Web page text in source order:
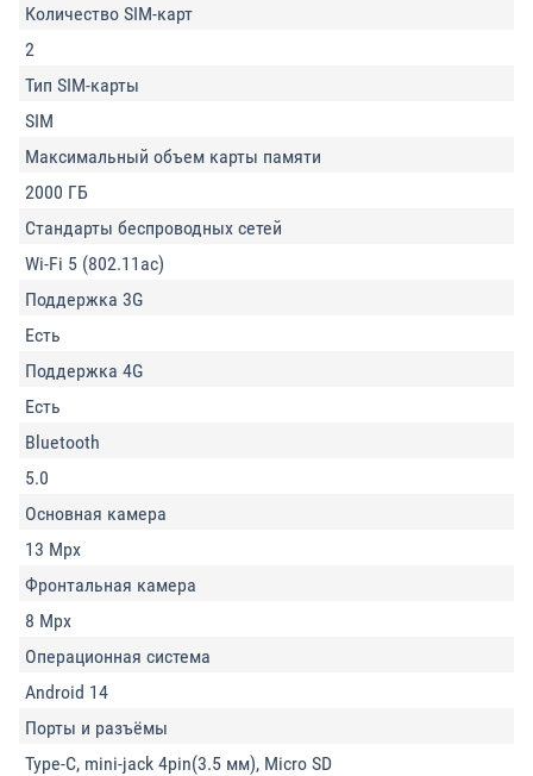
Количество SIM-карт
2
Тип SIM-карты
SIM
Максимальный объем карты памяти
2000 ГБ
Стандарты беспроводных сетей
Wi-Fi 5 (802.11ac)
Поддержка 3G
Есть
Поддержка 4G
Есть
Bluetooth
5.0
Основная камера
13 Mpx
Фронтальная камера
8 Mpx
Операционная система
Android 14
Порты и разъёмы
Type-C, mini-jack 4pin(3.5 мм), Micro SD